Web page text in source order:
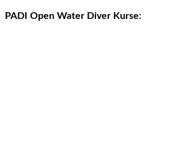
PADI Open Water Diver Kurse: